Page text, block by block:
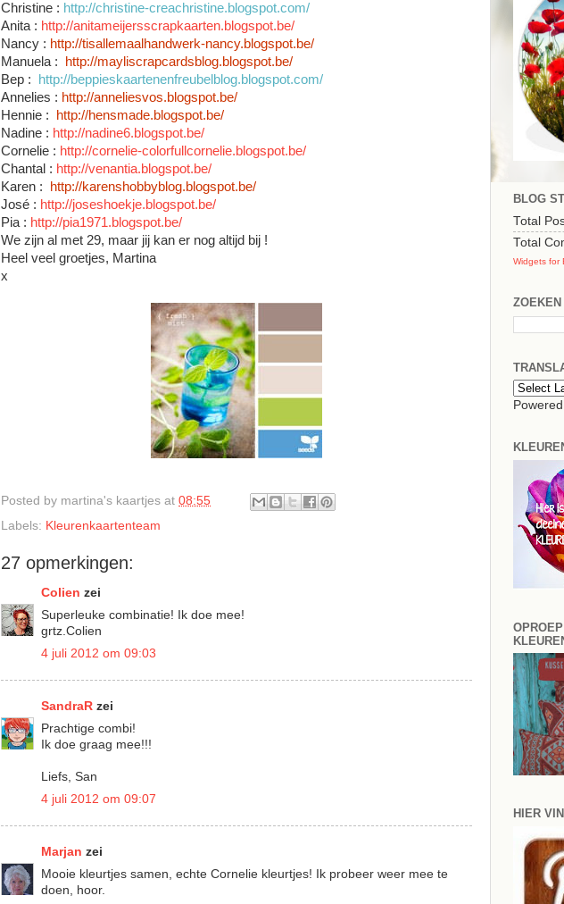
Christine : http://christine-creachristine.blogspot.com/
Anita : http://anitameijersscrapkaarten.blogspot.be/
Nancy : http://tisallemaalhandwerk-nancy.blogspot.be/
Manuela :
http://mayliscrapcardsblog.blogspot.be/
Bep :
http://beppieskaartenenfreubelblog.blogspot.com/
Annelies : http://anneliesvos.blogspot.be/
Hennie :
http://hensmade.blogspot.be/
Nadine : http://nadine6.blogspot.be/
Cornelie : http://cornelie-colorfullcornelie.blogspot.be/
Chantal : http://venantia.blogspot.be/
Karen :
http://karenshobbyblog.blogspot.be/
José : http://joseshoekje.blogspot.be/
Pia : http://pia1971.blogspot.be/
We zijn al met 29, maar jij kan er nog altijd bij !
Heel veel groetjes, Martina
x
Posted by martina's kaartjes at 08:55
Labels: Kleurenkaartenteam
27 opmerkingen:
Colien zei
Superleuke combinatie! Ik doe mee!
grtz.Colien
4 juli 2012 om 09:03
SandraR zei
Prachtige combi!
Ik doe graag mee!!!
Liefs, San
4 juli 2012 om 09:07
Marjan zei
Mooie kleurtjes samen, echte Cornelie kleurtjes! Ik probeer weer mee te
doen, hoor.
BLOG
Total
Total
Widgets for
OPROEP
HIER